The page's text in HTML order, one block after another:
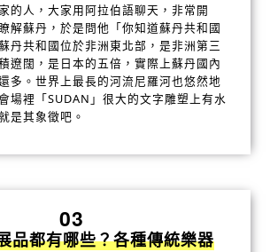
的人，大家用阿拉伯語聊天，非常開
解蘇丹，於是問他「你知道蘇丹共和國
丹共和國位於非洲東北部，是非洲第三
遼闊，是日本的五倍，實際上蘇丹國內
多。世界上最長的河流尼羅河也悠然地
場裡「SUDAN」很大的文字雕塑上有水
是其象徵吧。
03
品都有哪些？各種傳統樂器